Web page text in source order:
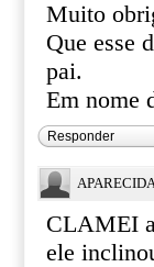
Muito
Que esse
pai.
Em nome
Responder
CLAMEI
ele